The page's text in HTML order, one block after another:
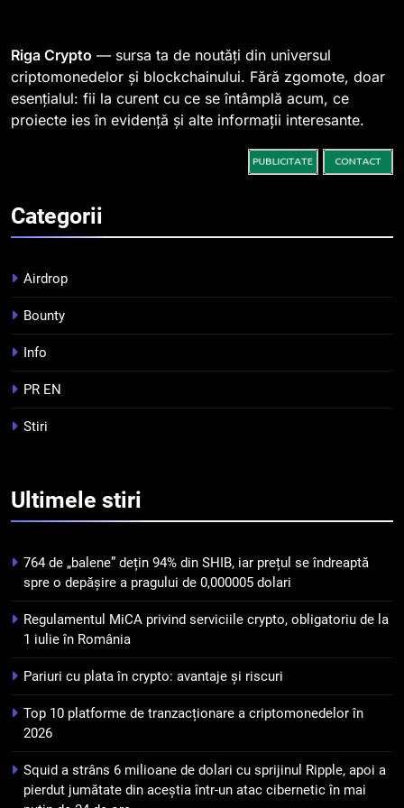
la 1 iulie în România
INFO
3
Pariuri cu plata în crypto:
avantaje și riscuri
4
Top 10 platforme de
5
pierdut jumătate din aceștia
STIRI
banilor în era digitală
7
WhiteBIT și FC Barcelona
semnează un acord pe cinci ani
finanțelor digitale
8
Lavazza utilizează tehnologia
trasabilitatea cafelei
STIRI
Riga Crypto — sursa ta de noutăți din universul
criptomonedelor și blockchainului. Fără zgomote, doar
esențialul: fii la curent cu ce se întâmplă acum, ce
proiecte ies în evidență și alte informații interesante.
Categorii
Airdrop
Bounty
Info
PR EN
Stiri
Ultimele stiri
764 de „balene” dețin 94% din SHIB, iar prețul se îndreaptă
spre o depășire a pragului de 0,000005 dolari
Regulamentul MiCA privind serviciile crypto, obligatoriu de la
1 iulie în România
Pariuri cu plata în crypto: avantaje și riscuri
Top 10 platforme de tranzacționare a criptomonedelor în
2026
Squid a strâns 6 milioane de dolari cu sprijinul Ripple, apoi a
pierdut jumătate din aceștia într-un atac cibernetic în mai